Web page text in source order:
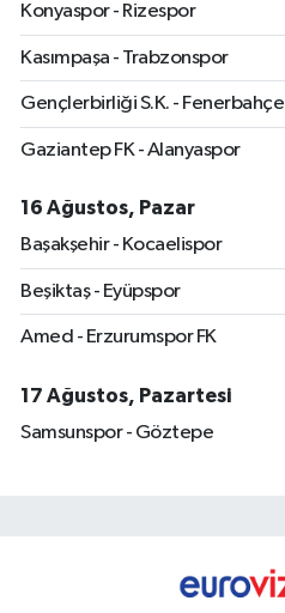
Konyaspor - Rizespor
Kasımpaşa - Trabzonspor
Gençlerbirliği S.K. - Fenerbahçe
Gaziantep FK - Alanyaspor
16 Ağustos, Pazar
Başakşehir - Kocaelispor
Beşiktaş - Eyüpspor
Amed - Erzurumspor FK
17 Ağustos, Pazartesi
Samsunspor - Göztepe